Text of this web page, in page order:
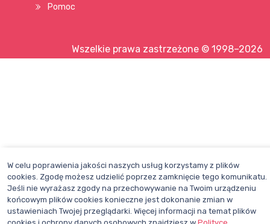
Pomoc
Wszelkie prawa zastrzeżone © 1998–2026
W celu poprawienia jakości naszych usług korzystamy z plików
cookies. Zgodę możesz udzielić poprzez zamknięcie tego komunikatu.
Jeśli nie wyrażasz zgody na przechowywanie na Twoim urządzeniu
końcowym plików cookies konieczne jest dokonanie zmian w
ustawieniach Twojej przeglądarki. Więcej informacji na temat plików